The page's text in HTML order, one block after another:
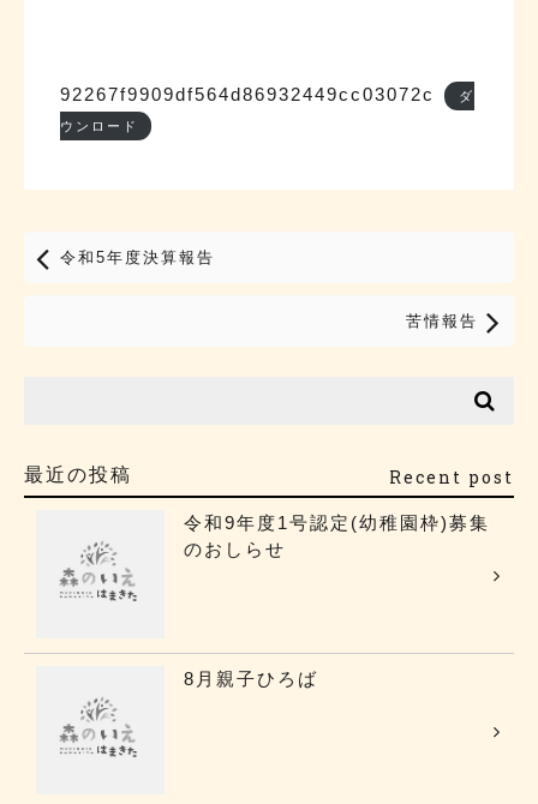
92267f9909df564d86932449cc03072c ダ
ウンロード
令和5年度決算報告
苦情報告
最近の投稿 Recent post
令和9年度1号認定(幼稚園枠)募集
のおしらせ
8月親子ひろば